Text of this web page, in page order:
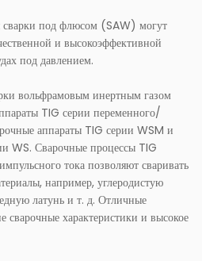
под флюсом (SAW) могут
и высокоэффективной
под давлением.
вольфрамовым инертным газом
TIG серии переменного/
аппараты TIG серии WSM и
WS. Сварочные процессы TIG
тока позволяют сваривать
например, углеродистую
латунь и т. д. Отличные
сварочные характеристики и высокое